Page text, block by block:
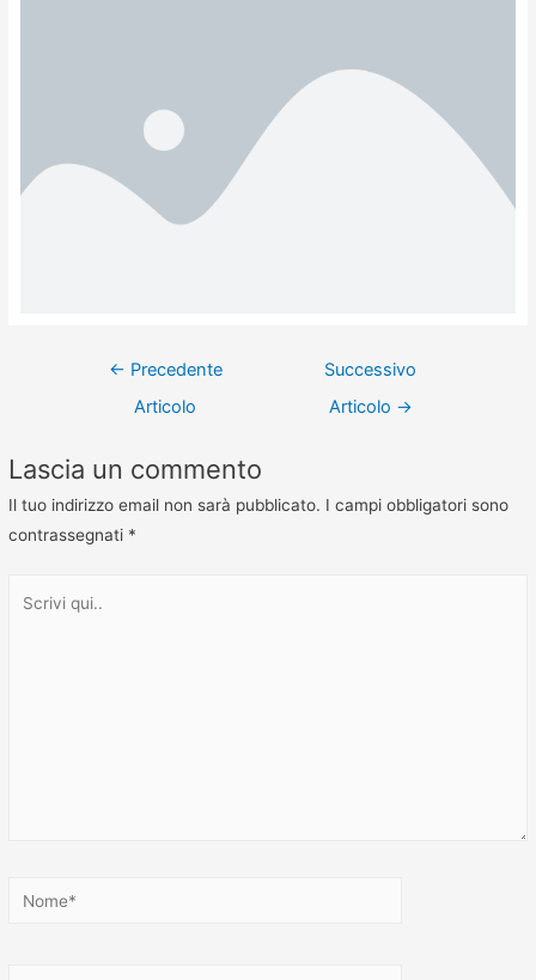
← Precedente
Articolo
Successivo
Articolo →
Lascia un commento
Il tuo indirizzo email non sarà pubblicato. I campi obbligatori sono
contrassegnati *